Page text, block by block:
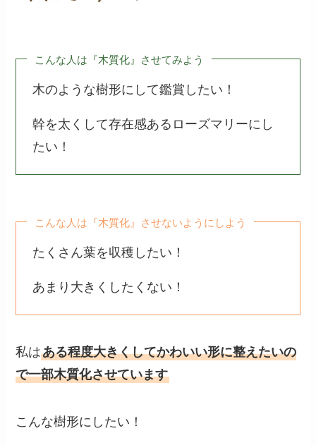
こんな人は『木質化』させてみよう
木のような樹形にして鑑賞したい！
幹を太くして存在感あるローズマリーにし
たい！
こんな人は『木質化』させないようにしよう
たくさん葉を収穫したい！
あまり大きくしたくない！
私はある程度大きくしてかわいい形に整えたいの
で一部木質化させています
こんな樹形にしたい！